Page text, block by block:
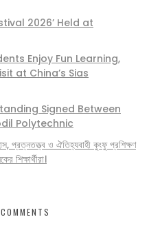
2026’ Held at
Enjoy Fun Learning,
at China’s Sias
Signed Between
Polytechnic
ও ঐতিহ্যবাহী কুংফু প্রশিক্ষণ
শিক্ষার্থীরা।